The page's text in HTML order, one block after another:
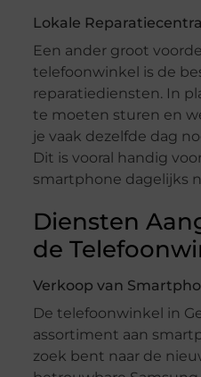
Lokale Reparatiecentra
Een ander groot
telefoonwinkel is de
reparatiediensten. In
te moeten sturen en
je vaak dezelfde dag
Dit is vooral handig
smartphone dagelijks
Diensten
de
Verkoop van
De telefoonwinkel in
assortiment aan
zoek bent naar de